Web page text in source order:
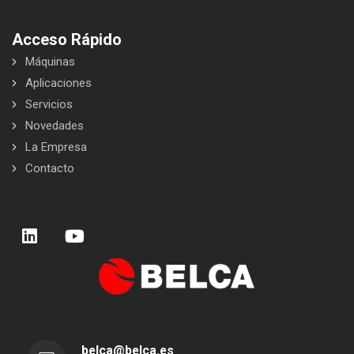
Acceso Rápido
Máquinas
Aplicaciones
Servicios
Novedades
La Empresa
Contacto
belca@belca.es